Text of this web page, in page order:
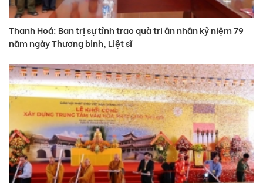
Thanh Hoá: Ban trị sự tỉnh trao quà tri ân nhân kỷ niệm 79
năm ngày Thương binh, Liệt sĩ